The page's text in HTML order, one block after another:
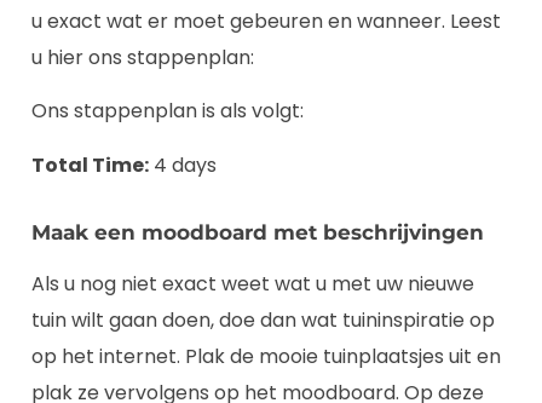
u exact wat er moet gebeuren en wanneer. Leest
u hier ons stappenplan:
Ons stappenplan is als volgt:
Total Time: 4 days
Maak een moodboard met beschrijvingen
Als u nog niet exact weet wat u met uw nieuwe
tuin wilt gaan doen, doe dan wat tuininspiratie op
op het internet. Plak de mooie tuinplaatsjes uit en
plak ze vervolgens op het moodboard. Op deze